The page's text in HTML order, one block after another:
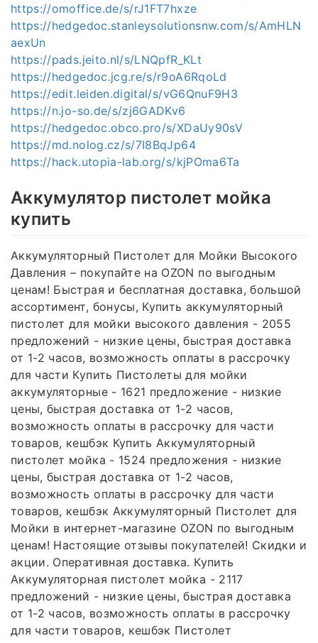
https://omoffice.de/s/rJ1FT7hxze
https://hedgedoc.stanleysolutionsnw.com/s/AmHLN
aexUn
https://pads.jeito.nl/s/LNQpfR_KLt
https://hedgedoc.jcg.re/s/r9oA6RqoLd
https://edit.leiden.digital/s/vG6QnuF9H3
https://n.jo-so.de/s/zj6GADKv6
https://hedgedoc.obco.pro/s/XDaUy90sV
https://md.nolog.cz/s/7I8BqJp64
https://hack.utopia-lab.org/s/kjPOma6Ta
Аккумулятор пистолет мойка
купить
Аккумуляторный Пистолет для Мойки Высокого
Давления – покупайте на OZON по выгодным
ценам! Быстрая и бесплатная доставка, большой
ассортимент, бонусы, Купить аккумуляторный
пистолет для мойки высокого давления - 2055
предложений - низкие цены, быстрая доставка
от 1-2 часов, возможность оплаты в рассрочку
для части Купить Пистолеты для мойки
аккумуляторные - 1621 предложение - низкие
цены, быстрая доставка от 1-2 часов,
возможность оплаты в рассрочку для части
товаров, кешбэк Купить Аккумуляторный
пистолет мойка - 1524 предложения - низкие
цены, быстрая доставка от 1-2 часов,
возможность оплаты в рассрочку для части
товаров, кешбэк Аккумуляторный Пистолет для
Мойки в интернет-магазине OZON по выгодным
ценам! Настоящие отзывы покупателей! Скидки и
акции. Оперативная доставка. Купить
Аккумуляторная пистолет мойка - 2117
предложений - низкие цены, быстрая доставка
от 1-2 часов, возможность оплаты в рассрочку
для части товаров, кешбэк Пистолет